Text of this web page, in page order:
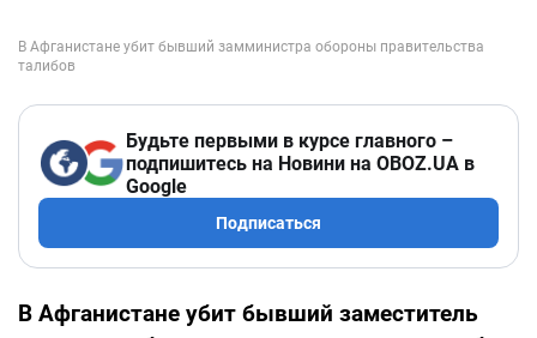
Будьте первыми в курсе главного –
подпишитесь на Новини на OBOZ.UA в
Google
Подписаться
В Афганистане убит бывший заместитель